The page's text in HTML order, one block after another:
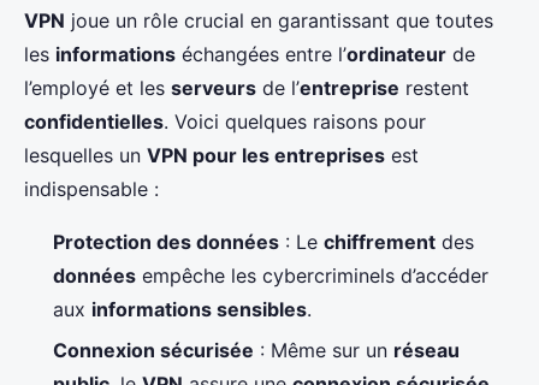
VPN joue un rôle crucial en garantissant que toutes
les informations échangées entre l’ordinateur de
l’employé et les serveurs de l’entreprise restent
confidentielles. Voici quelques raisons pour
lesquelles un VPN pour les entreprises est
indispensable :
Protection des données : Le chiffrement des
données empêche les cybercriminels d’accéder
aux informations sensibles.
Connexion sécurisée : Même sur un réseau